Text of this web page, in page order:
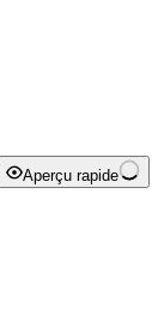
Aperçu rapide